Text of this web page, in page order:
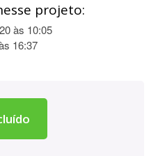
projeto:
às 10:05
16:37